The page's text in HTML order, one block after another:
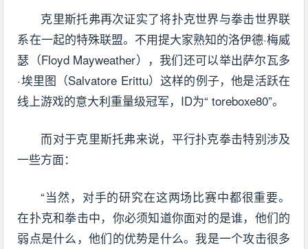
克里斯托弗再次证实了将扑克世界与拳击世界联
系在一起的特殊联盟。不用提大家熟知的洛伊德·梅威
瑟（Floyd Mayweather），我们还可以举出萨尔瓦多
·埃里图（Salvatore Erittu）这样的例子，他是活跃在
线上游戏的意大利重量级冠军，ID为“ toreboxe80”。
而对于克里斯托弗来说，平行扑克拳击特别涉及
一些方面：
“当然，对手的研究在这两场比赛中都很重要。
在扑克和拳击中，你必须知道你面对的是谁，他们的
弱点是什么，他们的优势是什么。我是一个攻击很多